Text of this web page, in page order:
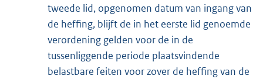
tweede lid, opgenomen datum van ingang van
de heffing, blijft de in het eerste lid genoemde
verordening gelden voor de in de
tussenliggende periode plaatsvindende
belastbare feiten voor zover de heffing van de